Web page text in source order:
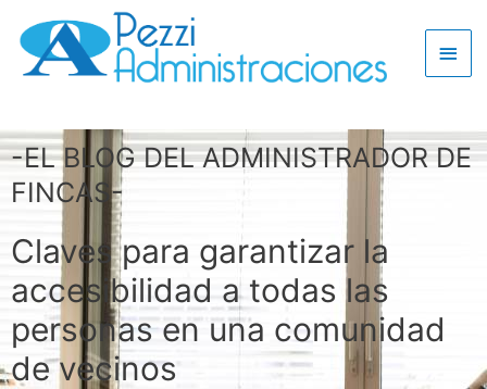
-EL BLOG DEL ADMINISTRADOR DE
FINCAS-
Claves para garantizar la
accesibilidad a todas las
personas en una comunidad
de vecinos